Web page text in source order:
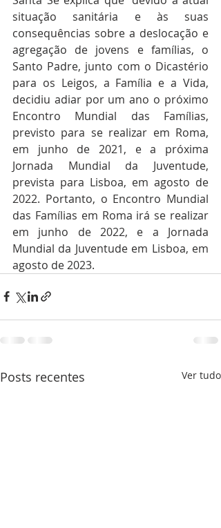
situação sanitária e às suas
consequências sobre a deslocação e
agregação de jovens e famílias, o
Santo Padre, junto com o Dicastério
para os Leigos, a Família e a Vida,
decidiu adiar por um ano o próximo
Encontro Mundial das Famílias,
previsto para se realizar em Roma,
em junho de 2021, e a próxima
Jornada Mundial da Juventude,
prevista para Lisboa, em agosto de
2022. Portanto, o Encontro Mundial
das Famílias em Roma irá se realizar
em junho de 2022, e a Jornada
Mundial da Juventude em Lisboa, em
agosto de 2023.
Posts recentes Ver tudo